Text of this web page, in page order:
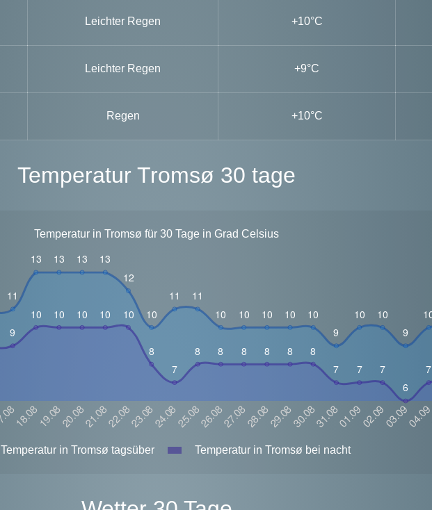
Leichter Regen +10°C
Leichter Regen +9°C
Regen +10°C
Temperatur Tromsø 30 tage
Temperatur in Tromsø für 30 Tage in Grad Celsius
Temperatur in Tromsø tagsüber Temperatur in Tromsø bei nacht